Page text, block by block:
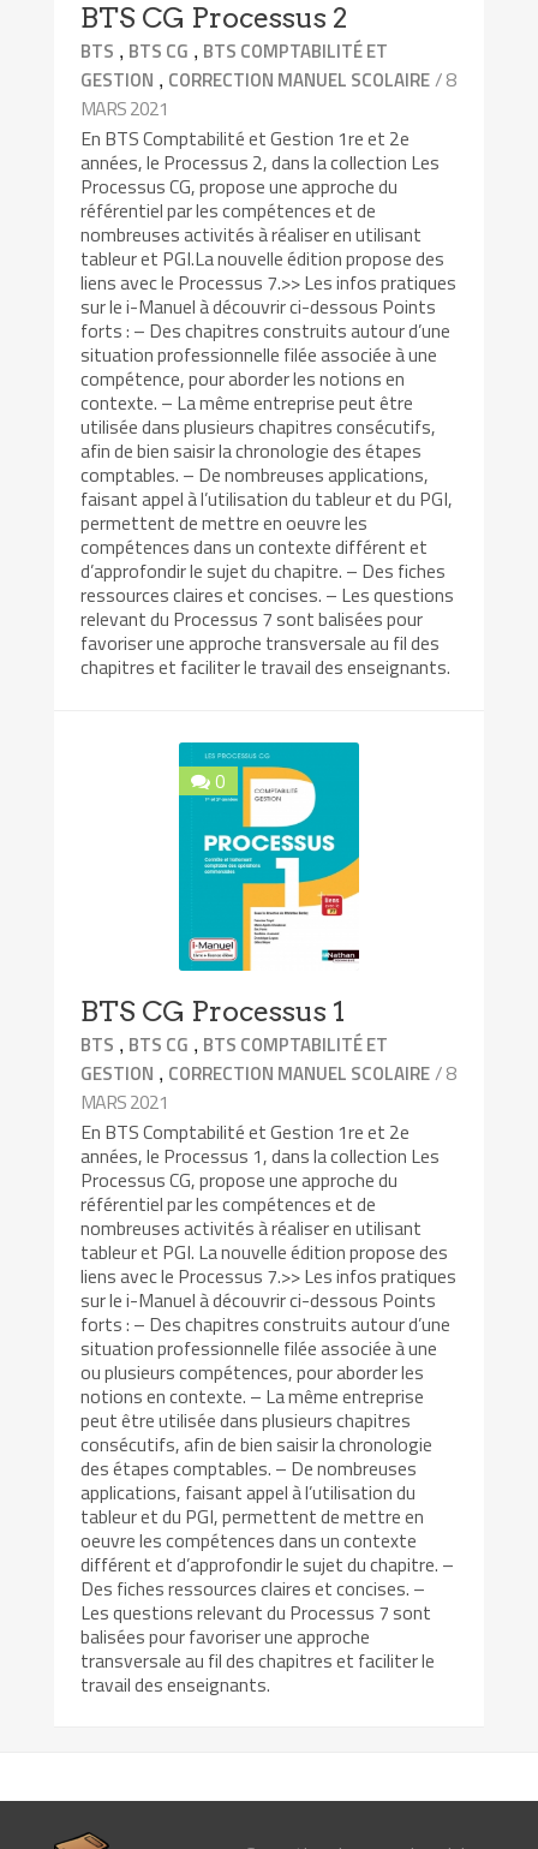
BTS CG Processus 2
BTS , BTS CG , BTS COMPTABILITÉ ET
GESTION , CORRECTION MANUEL SCOLAIRE/ 8
MARS 2021
En BTS Comptabilité et Gestion 1re et 2e
années, le Processus 2, dans la collection Les
Processus CG, propose une approche du
référentiel par les compétences et de
nombreuses activités à réaliser en utilisant
tableur et PGI.La nouvelle édition propose des
liens avec le Processus 7.>> Les infos pratiques
sur le i-Manuel à découvrir ci-dessous Points
forts : – Des chapitres construits autour d’une
situation professionnelle filée associée à une
compétence, pour aborder les notions en
contexte. – La même entreprise peut être
utilisée dans plusieurs chapitres consécutifs,
afin de bien saisir la chronologie des étapes
comptables. – De nombreuses applications,
faisant appel à l’utilisation du tableur et du PGI,
permettent de mettre en oeuvre les
compétences dans un contexte différent et
d’approfondir le sujet du chapitre. – Des fiches
ressources claires et concises. – Les questions
relevant du Processus 7 sont balisées pour
favoriser une approche transversale au fil des
chapitres et faciliter le travail des enseignants.
0
BTS CG Processus 1
BTS , BTS CG , BTS COMPTABILITÉ ET
GESTION , CORRECTION MANUEL SCOLAIRE/ 8
MARS 2021
En BTS Comptabilité et Gestion 1re et 2e
années, le Processus 1, dans la collection Les
Processus CG, propose une approche du
référentiel par les compétences et de
nombreuses activités à réaliser en utilisant
tableur et PGI. La nouvelle édition propose des
liens avec le Processus 7.>> Les infos pratiques
sur le i-Manuel à découvrir ci-dessous Points
forts : – Des chapitres construits autour d’une
situation professionnelle filée associée à une
ou plusieurs compétences, pour aborder les
notions en contexte. – La même entreprise
peut être utilisée dans plusieurs chapitres
consécutifs, afin de bien saisir la chronologie
des étapes comptables. – De nombreuses
applications, faisant appel à l’utilisation du
tableur et du PGI, permettent de mettre en
oeuvre les compétences dans un contexte
différent et d’approfondir le sujet du chapitre. –
Des fiches ressources claires et concises. –
Les questions relevant du Processus 7 sont
balisées pour favoriser une approche
transversale au fil des chapitres et faciliter le
travail des enseignants.